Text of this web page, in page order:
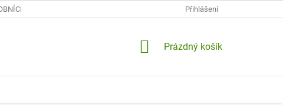
ÚDAJŮ DOPRAVA A PLATBY
Přihlášení
NÁKUPNÍ
Prázdný košík